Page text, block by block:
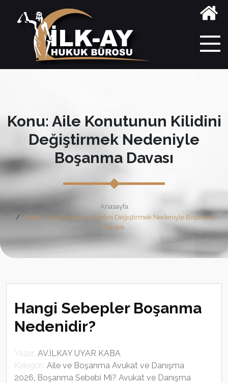
Konu: Aile Konutunun Kilidini
Değiştirmek Nedeniyle
Boşanma Davası
Anasayfa
Etiket: Aile Konutunun Kilidini Değiştirmek Nedeniyle Boşanma
Davası
Hangi Sebepler Boşanma
Nedenidir?
Yazar: AV.İLKAY UYAR KABA
Kategori: Aile ve Boşanma Avukat ve Danışma
2026, Boşanma Sebebi Mi? Avukat ve Danışma